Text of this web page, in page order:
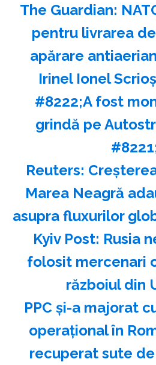
The Guardian:
pentru livrarea
apărare
Irinel Ionel
#8222;A fost
grindă pe
Reuters:
Marea Neagră
asupra fluxurilor
Kyiv Post: Rusia
folosit mercenari
războiul din
PPC și-a majorat
operațional în
recuperat sute